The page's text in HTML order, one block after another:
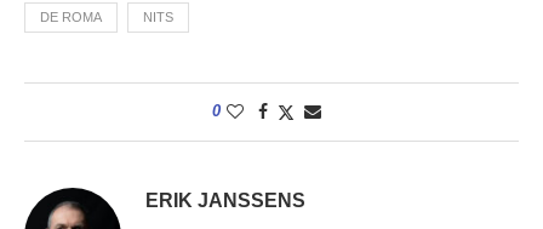
DE ROMA NITS
0
ERIK JANSSENS